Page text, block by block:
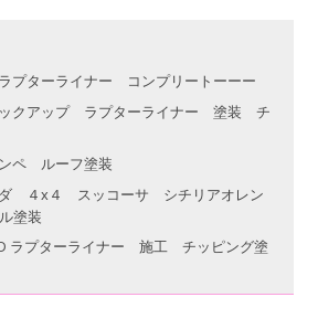
プターライナー コンプリートーーー
クアップ ラプターライナー 塗装 チ
ンペ ルーフ塗装
４x４ スッコーサ シチリアオレン
塗装
ラプターライナー 施工 チッピング塗